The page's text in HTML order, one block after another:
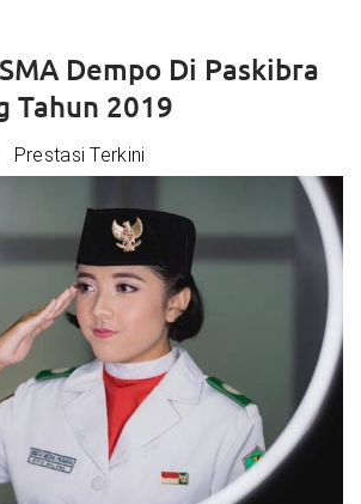
Dempo Di Paskibra
Tahun 2019
Prestasi Terkini